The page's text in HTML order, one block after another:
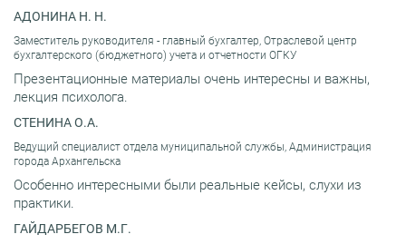
АДОНИНА Н. Н.
Заместитель руководителя - главный бухгалтер, Отраслевой центр
бухгалтерского (бюджетного) учета и отчетности ОГКУ
Презентационные материалы очень интересны и важны,
лекция психолога.
СТЕНИНА О.А.
Ведущий специалист отдела муниципальной службы, Администрация
города Архангельска
Особенно интересными были реальные кейсы, слухи из
практики.
ГАЙДАРБЕГОВ М.Г.